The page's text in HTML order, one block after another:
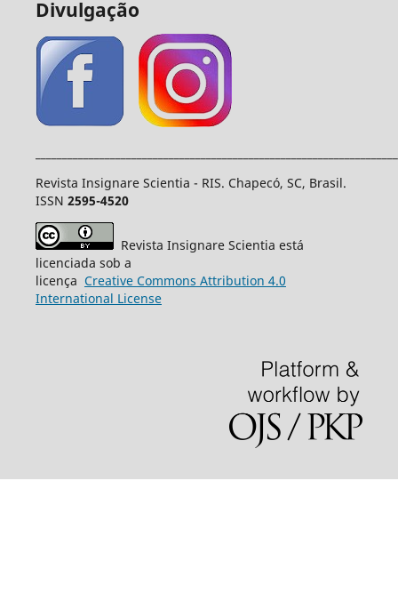
Divulgação
Revista Insignare Scientia - RIS. Chapecó, SC, Brasil.
ISSN 2595-4520
Revista Insignare Scientia está
licenciada sob a
licença Creative Commons Attribution 4.0
International License